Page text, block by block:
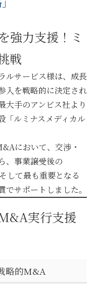
強力支援！ミ
戦
ルサービス様は、成長
入を戦略的に決定され
大手のアンビス社より
「ルミナスメディカル
において、交渉・
、事業譲受後の
して最も重要となる
でサポートしました。
実行支援
略的M&A